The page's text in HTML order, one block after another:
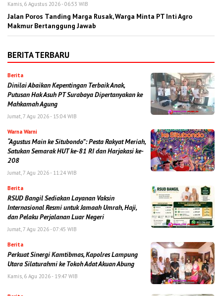
Kamis, 6 Agustus 2026 - 06:53 WIB
Jalan Poros Tanding Marga Rusak, Warga Minta PT Inti Agro
Makmur Bertanggung Jawab
BERITA TERBARU
Berita
Dinilai Abaikan Kepentingan Terbaik Anak,
Putusan Hak Asuh PT Surabaya Dipertanyakan ke
Mahkamah Agung
Jumat, 7 Agu 2026 - 15:04 WIB
Warna Warni
“Agustus Main ke Situbondo”: Pesta Rakyat Meriah,
Satukan Semarak HUT ke-81 RI dan Harjakasi ke-
208
Jumat, 7 Agu 2026 - 11:24 WIB
Berita
RSUD Bangil Sediakan Layanan Vaksin
Internasional Resmi untuk Jamaah Umrah, Haji,
dan Pelaku Perjalanan Luar Negeri
Jumat, 7 Agu 2026 - 07:45 WIB
Berita
Perkuat Sinergi Kamtibmas, Kapolres Lampung
Utara Silaturahmi ke Tokoh Adat Akuan Abung
Kamis, 6 Agu 2026 - 19:47 WIB